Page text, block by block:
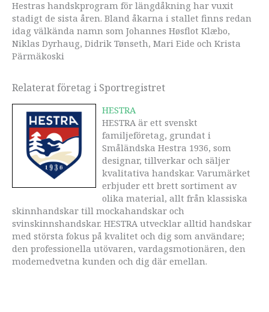
Hestras handskprogram för längdåkning har vuxit
stadigt de sista åren. Bland åkarna i stallet finns redan
idag välkända namn som Johannes Høsflot Klæbo,
Niklas Dyrhaug, Didrik Tønseth, Mari Eide och Krista
Pärmäkoski
Relaterat företag i Sportregistret
HESTRA
HESTRA är ett svenskt
familjeföretag, grundat i
Småländska Hestra 1936, som
designar, tillverkar och säljer
kvalitativa handskar. Varumärket
erbjuder ett brett sortiment av
olika material, allt från klassiska
skinnhandskar till mockahandskar och
svinskinnshandskar. HESTRA utvecklar alltid handskar
med största fokus på kvalitet och dig som användare;
den professionella utövaren, vardagsmotionären, den
modemedvetna kunden och dig där emellan.